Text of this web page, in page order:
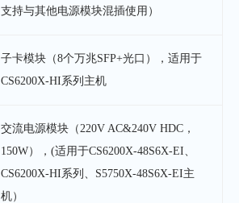
支持与其他电源模块混插使用）
子卡模块（8个万兆SFP+光口），适用于
CS6200X-HI系列主机
交流电源模块（220V AC&240V HDC，
150W），(适用于CS6200X-48S6X-EI、
CS6200X-HI系列、S5750X-48S6X-EI主
机）